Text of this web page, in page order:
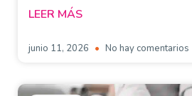
LEER MÁS
junio 11, 2026 No hay comentarios